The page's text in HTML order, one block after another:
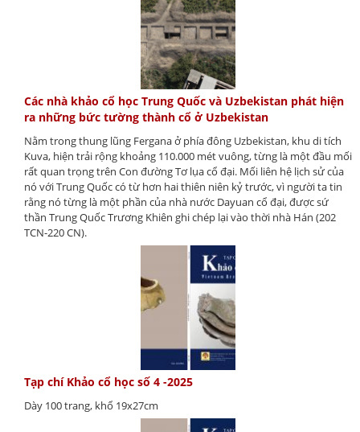
Các nhà khảo cổ học Trung Quốc và Uzbekistan phát hiện
ra những bức tường thành cổ ở Uzbekistan
Nằm trong thung lũng Fergana ở phía đông Uzbekistan, khu di tích
Kuva, hiện trải rộng khoảng 110.000 mét vuông, từng là một đầu mối
rất quan trọng trên Con đường Tơ lụa cổ đại. Mối liên hệ lịch sử của
nó với Trung Quốc có từ hơn hai thiên niên kỷ trước, vì người ta tin
rằng nó từng là một phần của nhà nước Dayuan cổ đại, được sứ
thần Trung Quốc Trương Khiên ghi chép lại vào thời nhà Hán (202
TCN-220 CN).
Tạp chí Khảo cổ học số 4 -2025
Dày 100 trang, khổ 19x27cm